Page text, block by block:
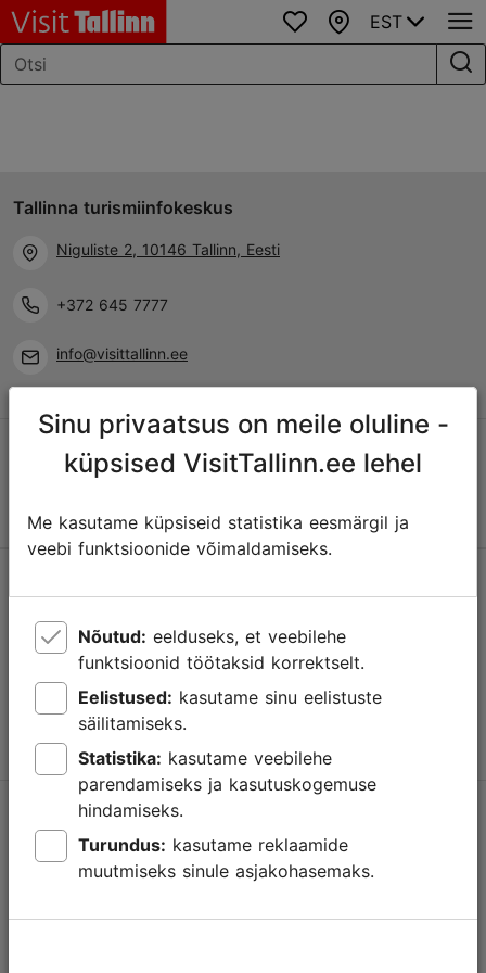
Lemmikud
Kaart
EST
Tallinna turismiinfokeskus
Niguliste 2, 10146 Tallinn, Eesti
+372 645 7777
info@visittallinn.ee
Jälgi meid @ VisitTallinn
Kasutajatingimused
Võta meiega ühendust
TripAdvisori® hinnangud ja arvustused
Eesti ametlik turismiinfo
Sinu privaatsus on meile oluline -
küpsised VisitTallinn.ee lehel
Me kasutame küpsiseid statistika eesmärgil ja
veebi funktsioonide võimaldamiseks.
Nõutud:
funktsioonid töötaksid korrektselt.
Eelistused:
säilitamiseks.
Statistika:
parendamiseks ja kasutuskogemuse
hindamiseks.
Turundus:
muutmiseks sinule asjakohasemaks.